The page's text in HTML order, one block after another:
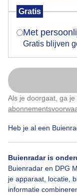
Gratis
Met
Gratis blijven
Als je doorgaat, ga
Heb je al een
Buienradar is
Buienradar en DPG
je apparaat, locatie,
informatie
Door: Nellie Bartels
Is
Klik